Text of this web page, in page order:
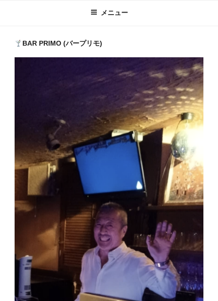
メニュー
BAR PRIMO (バープリモ)